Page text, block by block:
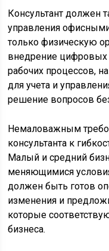
Консультант должен
управления
только физическую
внедрение
рабочих процессов,
для учета и
решение вопросов
Немаловажным
консультанта к
Малый и средний
меняющимися
должен быть готов
изменения и
которые
бизнеса.